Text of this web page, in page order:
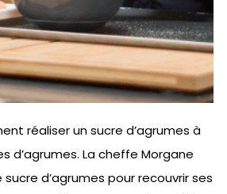
réaliser un sucre d’agrumes à
d’agrumes. La cheffe Morgane
d’agrumes pour recouvrir ses